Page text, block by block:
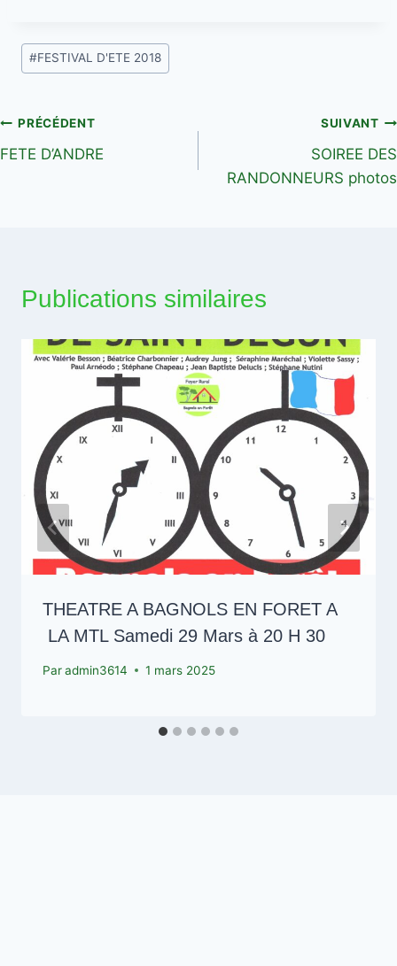
Étiquettes
de
publication :
#FESTIVAL D'ETE 2018
Navigation
de
PRÉCÉDENT
FETE D’ANDRE
SUIVANT
SOIREE DES
RANDONNEURS photos
Publications similaires
THEATRE A BAGNOLS EN FORET A
LA MTL Samedi 29 Mars à 20 H 30
Paradmin3614 1 mars 2025